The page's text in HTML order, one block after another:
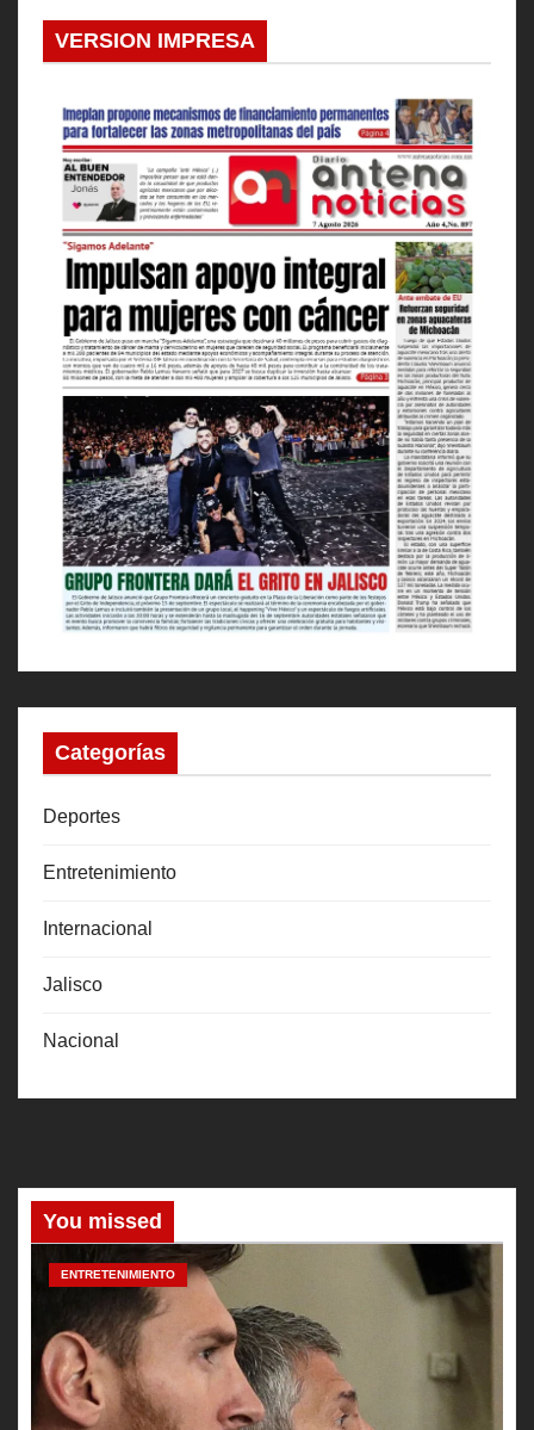
VERSION IMPRESA
Categorías
Deportes
Entretenimiento
Internacional
Jalisco
Nacional
You missed
ENTRETENIMIENTO